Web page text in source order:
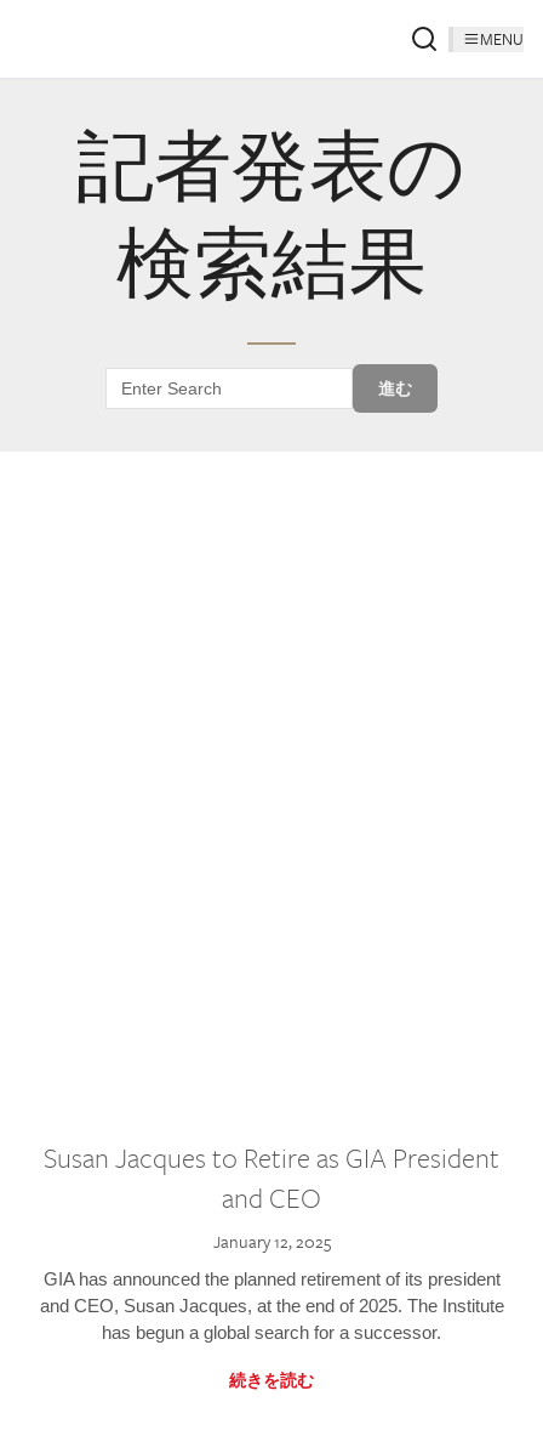
MENU
記者発表の
検索結果
進む
Susan Jacques to Retire as GIA President
and CEO
January 12, 2025
GIA has announced the planned retirement of its president
and CEO, Susan Jacques, at the end of 2025. The Institute
has begun a global search for a successor.
続きを読む